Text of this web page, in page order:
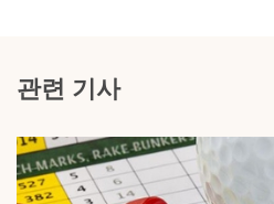
관련 기사